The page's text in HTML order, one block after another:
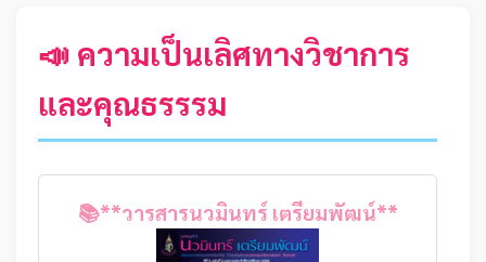
📣 ความเป็นเลิศทางวิชาการ
และคุณธรรรม
📚**วารสารนวมินทร์ เตรียมพัฒน์**